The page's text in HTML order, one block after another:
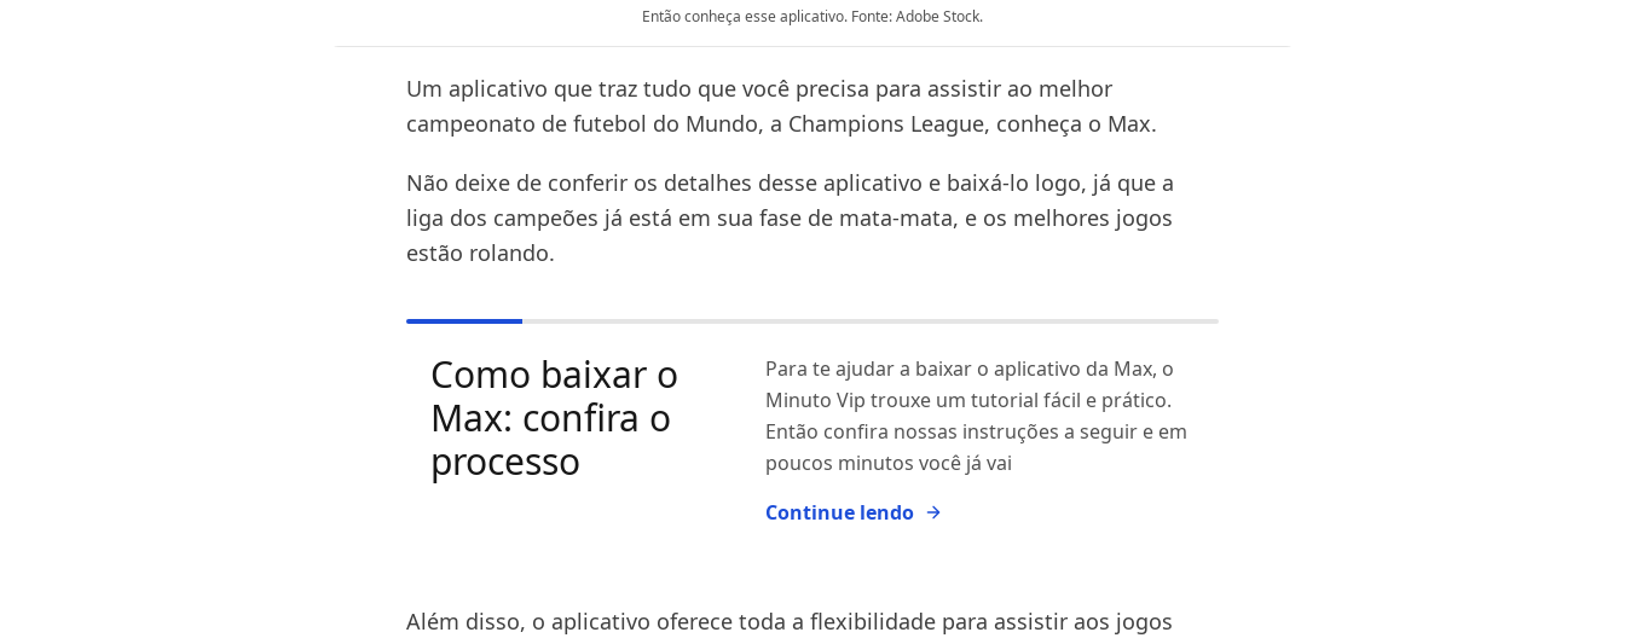
Então conheça esse aplicativo. Fonte: Adobe Stock.
Um aplicativo que traz tudo que você precisa para assistir ao melhor
campeonato de futebol do Mundo, a Champions League, conheça o Max.
Não deixe de conferir os detalhes desse aplicativo e baixá-lo logo, já que a
liga dos campeões já está em sua fase de mata-mata, e os melhores jogos
estão rolando.
Como baixar o
Max: confira o
processo
Para te ajudar a baixar o aplicativo da Max, o
Minuto Vip trouxe um tutorial fácil e prático.
Então confira nossas instruções a seguir e em
poucos minutos você já vai
Continue lendo
Além disso, o aplicativo oferece toda a flexibilidade para assistir aos jogos